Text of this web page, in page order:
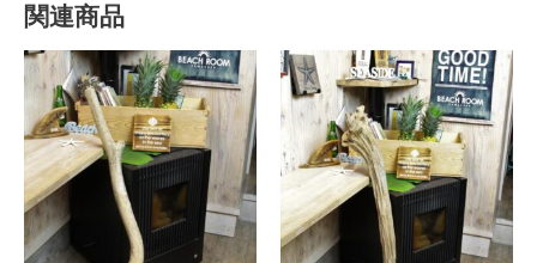
関連商品